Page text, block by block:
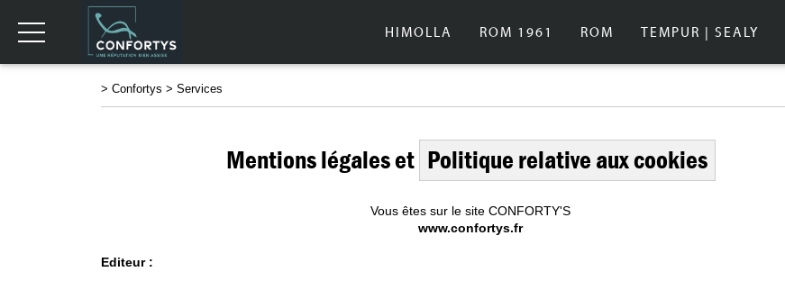
HIMOLLA ROM 1961 ROM TEMPUR | SEALY
> Confortys > Services
Mentions légales et Politique relative aux cookies
Vous êtes sur le site CONFORTY'S
www.confortys.fr
Editeur :